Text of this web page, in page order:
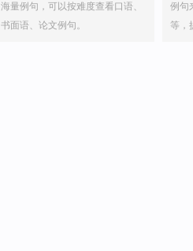
海量例句，可以按难度查看口语、
书面语、论文例句。
例句
等，